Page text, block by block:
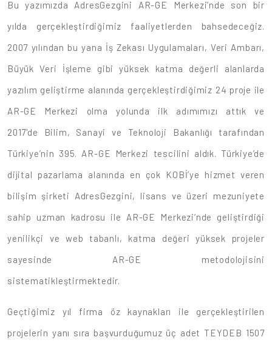
Bu yazımızda AdresGezgini AR-GE Merkezi’nde son bir
yılda gerçekleştirdiğimiz faaliyetlerden bahsedeceğiz.
2007 yılından bu yana İş Zekası Uygulamaları, Veri Ambarı,
Büyük Veri İşleme gibi yüksek katma değerli alanlarda
yazılım geliştirme alanında gerçekleştirdiğimiz 24 proje ile
AR-GE Merkezi olma yolunda ilk adımımızı attık ve
2017'de Bilim, Sanayi ve Teknoloji Bakanlığı tarafından
Türkiye’nin 395. AR-GE Merkezi tescilini aldık. Türkiye’de
dijital pazarlama alanında en çok KOBİ’ye hizmet veren
bilişim şirketi AdresGezgini, lisans ve üzeri mezuniyete
sahip uzman kadrosu ile AR-GE Merkezi’nde geliştirdiği
yenilikçi ve web tabanlı, katma değeri yüksek projeler
sayesinde AR-GE metodolojisini
sistematikleştirmektedir.
Geçtiğimiz yıl firma öz kaynakları ile gerçekleştirilen
projelerin yanı sıra başvurduğumuz üç adet TEYDEB 1507